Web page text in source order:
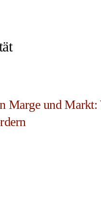
Marge und Markt: